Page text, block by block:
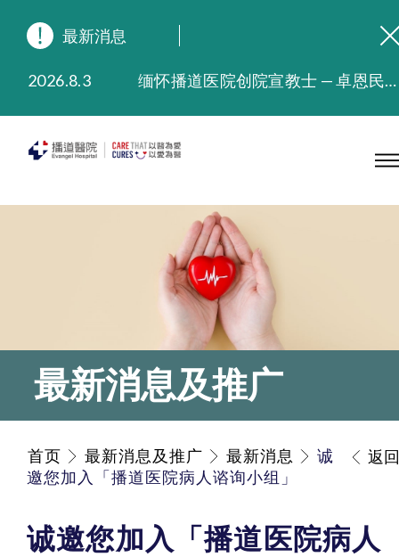
最新消息
2026.8.3
缅怀播道医院创院宣教士 — 卓恩民医生香港追思会
2025.9.23
本院在暴雨或台风警告信号 (包括黑色暴雨及8号或以上热带气旋警告信号) 下，仍会维持有限度服务。如有查询，可致电2711 5222。
2025.7.21
播道医院手机App已推出查阅病歷记录及求诊资料功能，请即下载
最新消息及推广
首页 最新消息及推广 最新消息
诚
邀您加入「播道医院病人谘询小组」
返回
诚邀您加入「播道医院病人